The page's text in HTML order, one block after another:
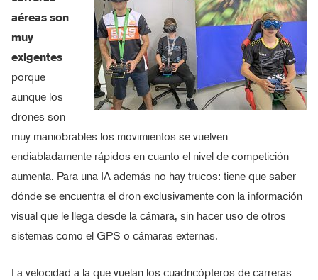
aéreas son
muy
exigentes
porque
aunque los
drones son
muy maniobrables los movimientos se vuelven
endiabladamente rápidos en cuanto el nivel de competición
aumenta. Para una IA además no hay trucos: tiene que saber
dónde se encuentra el dron exclusivamente con la información
visual que le llega desde la cámara, sin hacer uso de otros
sistemas como el GPS o cámaras externas.
La velocidad a la que vuelan los cuadricópteros de carreras